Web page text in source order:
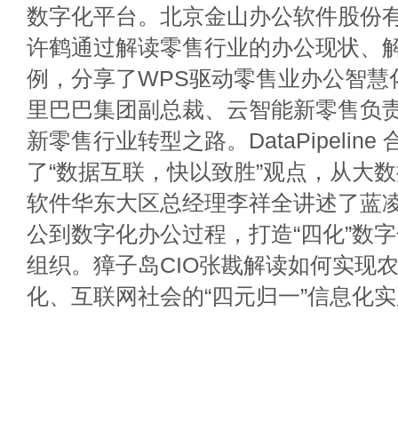
数字化平台。北京金山办公软件股份
许鹤通过解读零售行业的办公现状、
例，分享了WPS驱动零售业办公智慧
里巴巴集团副总裁、云智能新零售负
新零售行业转型之路。DataPipeline
了“数据互联，快以致胜”观点，从大
软件华东大区总经理李祥全讲述了蓝
公到数字化办公过程，打造“四化”数
组织。獐子岛CIO张戡解读如何实现
化、互联网社会的“四元归一”信息化